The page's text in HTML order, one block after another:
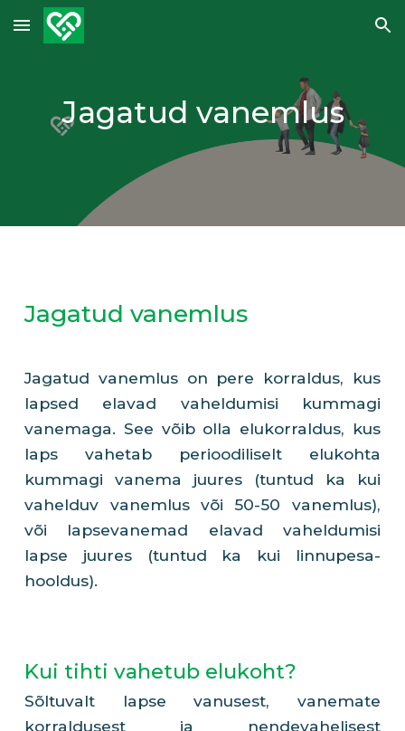
Skip to main content Skip to navigation
Jagatud vanemlus
Jagatud vanemlus
Jagatud vanemlus on pere korraldus, kus
lapsed elavad vaheldumisi kummagi
vanemaga. See võib olla elukorraldus, kus
laps vahetab perioodiliselt elukohta
kummagi vanema juures (tuntud ka kui
vahelduv vanemlus või 50-50 vanemlus),
või lapsevanemad elavad vaheldumisi
lapse juures (tuntud ka kui linnupesa-
hooldus).
Kui tihti vahetub elukoht?
Sõltuvalt lapse vanusest, vanemate
korraldusest ja nendevahelisest